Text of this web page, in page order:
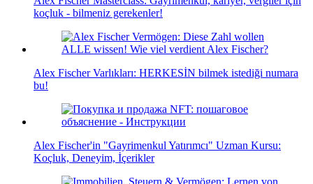
koçluk - bilmeniz gerekenler!
Alex Fischer Varlıkları: HERKESİN bilmek istediği numara
bu!
Alex Fischer'in "Gayrimenkul Yatırımcı" Uzman Kursu:
Koçluk, Deneyim, İçerikler